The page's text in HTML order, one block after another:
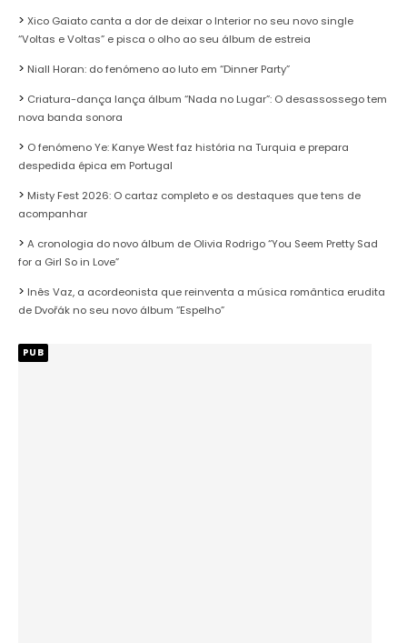
Xico Gaiato canta a dor de deixar o Interior no seu novo single
“Voltas e Voltas” e pisca o olho ao seu álbum de estreia
Niall Horan: do fenómeno ao luto em “Dinner Party”
Criatura-dança lança álbum “Nada no Lugar”: O desassossego tem
nova banda sonora
O fenómeno Ye: Kanye West faz história na Turquia e prepara
despedida épica em Portugal
Misty Fest 2026: O cartaz completo e os destaques que tens de
acompanhar
A cronologia do novo álbum de Olivia Rodrigo “You Seem Pretty Sad
for a Girl So in Love”
Inês Vaz, a acordeonista que reinventa a música romântica erudita
de Dvořák no seu novo álbum “Espelho”
PUB